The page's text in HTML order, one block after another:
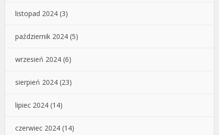
listopad 2024 (3)
październik 2024 (5)
wrzesień 2024 (6)
sierpień 2024 (23)
lipiec 2024 (14)
czerwiec 2024 (14)